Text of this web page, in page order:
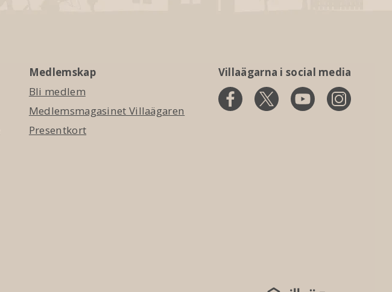
Medlemskap
Bli medlem
Medlemsmagasinet Villaägaren
Presentkort
Villaägarna i social media